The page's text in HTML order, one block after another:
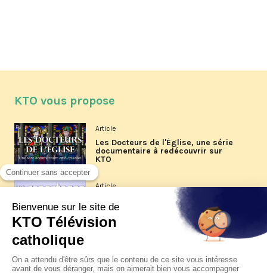
KTO vous propose
Article
Les Docteurs de l'Église, une série
documentaire à redécouvrir sur
KTO
Article
Les reportages d'été 2026 de KTO
La visite pastorale du pape Léon
XIV à Assise à suivre sur KTO le